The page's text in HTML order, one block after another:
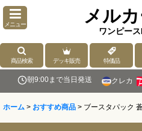
メニュー メル
ワンピー
商品検索 デッキ販売 特価品
朝9:00まで当日発送 クレカ
ホーム > おすすめ商品 > ブースタパック